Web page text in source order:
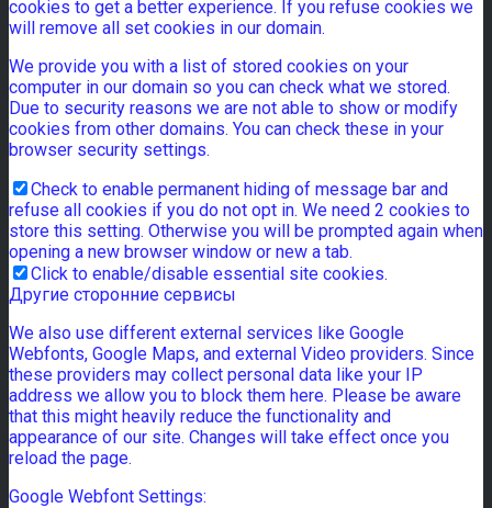
cookies to get a better experience. If you refuse cookies we
will remove all set cookies in our domain.
We provide you with a list of stored cookies on your
computer in our domain so you can check what we stored.
Due to security reasons we are not able to show or modify
cookies from other domains. You can check these in your
browser security settings.
Check to enable permanent hiding of message bar and
refuse all cookies if you do not opt in. We need 2 cookies to
store this setting. Otherwise you will be prompted again when
opening a new browser window or new a tab.
Click to enable/disable essential site cookies.
Другие сторонние сервисы
We also use different external services like Google
Webfonts, Google Maps, and external Video providers. Since
these providers may collect personal data like your IP
address we allow you to block them here. Please be aware
that this might heavily reduce the functionality and
appearance of our site. Changes will take effect once you
reload the page.
Google Webfont Settings: